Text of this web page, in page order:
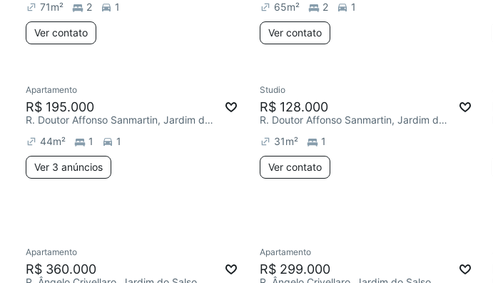
71m² 2 1
Ver contato
65m² 2 1
Ver contato
Redecorar
Apartamento
R$ 195.000
R. Doutor Affonso Sanmartin, Jardim do Salso
44m² 1 1
Ver 3 anúncios
Studio
R$ 128.000
R. Doutor Affonso Sanmartin, Jardim do Salso
31m² 1
Ver contato
Redecorar
Apartamento
R$ 360.000
Apartamento
R$ 299.000